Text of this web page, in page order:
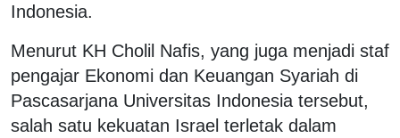
Indonesia.
Menurut KH Cholil Nafis, yang juga menjadi staf
pengajar Ekonomi dan Keuangan Syariah di
Pascasarjana Universitas Indonesia tersebut,
salah satu kekuatan Israel terletak dalam